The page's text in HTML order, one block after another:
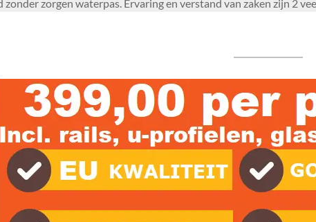
zorgen waterpas. Ervaring en verstand van zaken zijn 2